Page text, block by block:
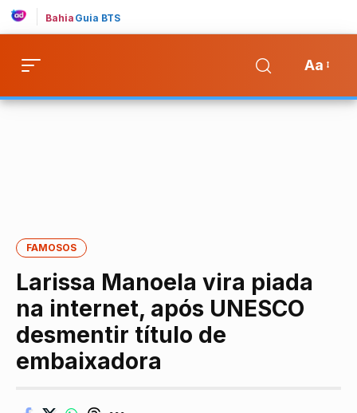
Bahia Guia BTS
Aa
FAMOSOS
Larissa Manoela vira piada
na internet, após UNESCO
desmentir título de
embaixadora